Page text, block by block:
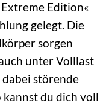
Edition«
gelegt. Die
sorgen
unter Volllast
störende
kannst du dich voll